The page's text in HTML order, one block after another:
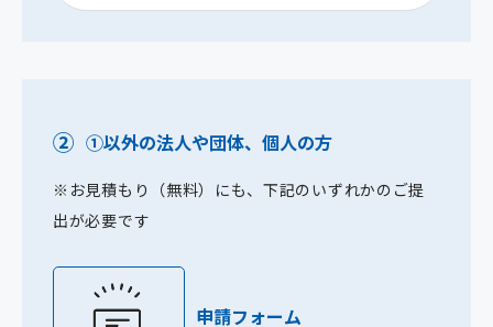
② ①以外の法人や団体、個人の方
※お見積もり（無料）にも、下記のいずれかのご提
出が必要です
申請フォーム